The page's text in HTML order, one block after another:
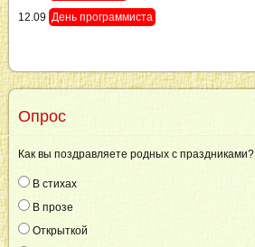
12.09 День программиста
Опрос
Как вы поздравляете родных с праздниками?
В стихах
В прозе
Открыткой